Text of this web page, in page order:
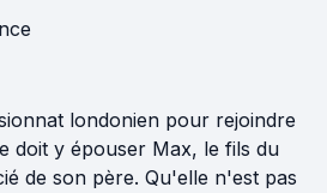
londonien pour rejoindre
doit y épouser Max, le fils du
de son père. Qu'elle n'est pas